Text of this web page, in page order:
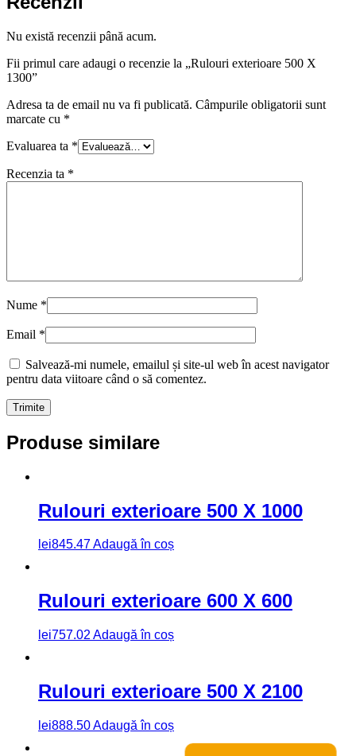
Nu există recenzii până acum.
Fii primul care adaugi o recenzie la „Rulouri exterioare 500 X
1300”
Adresa ta de email nu va fi publicată. Câmpurile obligatorii sunt
marcate cu *
Evaluarea ta *
Recenzia ta *
Nume *
Email *
Salvează-mi numele, emailul și site-ul web în acest navigator
pentru data viitoare când o să comentez.
Produse similare
Rulouri exterioare 500 X 1000
lei845.47Adaugă în coș
Rulouri exterioare 600 X 600
lei757.02 Adaugă în coș
Rulouri exterioare 500 X 2100
lei888.50Adaugă în coș